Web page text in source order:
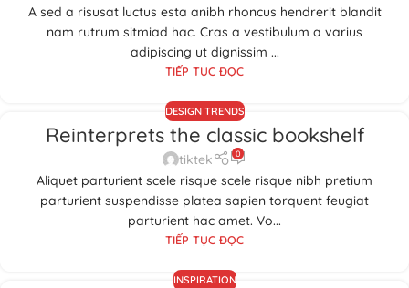
A sed a risusat luctus esta anibh rhoncus hendrerit blandit
nam rutrum sitmiad hac. Cras a vestibulum a varius
adipiscing ut dignissim ...
TIẾP TỤC ĐỌC
DESIGN TRENDS
Reinterprets the classic bookshelf
tiktek 0
Aliquet parturient scele risque scele risque nibh pretium
parturient suspendisse platea sapien torquent feugiat
parturient hac amet. Vo...
TIẾP TỤC ĐỌC
INSPIRATION